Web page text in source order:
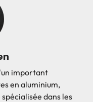
important
en aluminium,
dans les